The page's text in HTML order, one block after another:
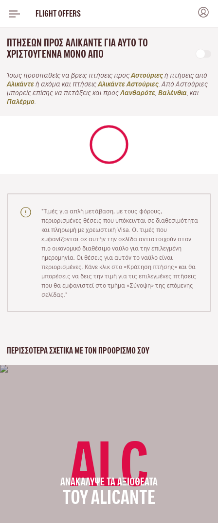
FLIGHT OFFERS
ΠΤΉΣΕΩΝ ΠΡΟΣ ΑΛΙΚΆΝΤΕ ΓΙΑ ΑΥΤΌ ΤΟ
ΧΡΙΣΤΟΎΓΕΝΝΑ ΜΌΝΟ ΑΠΌ
Ίσως προσπαθείς να βρεις πτήσεις προς Αστούριες ή πτήσεις από
Αλικάντε ή ακόμα και πτήσεις Αλικάντε Αστούριες . Από Αστούριες
μπορείς επίσης να πετάξεις και προς Λανθαρότε Βαλένθια , και
Παλέρμο
"Τιμές για απλή μετάβαση, με τους φόρους,
περιορισμένες θέσεις που υπόκεινται σε διαθεσιμότητα
και πληρωμή με χρεωστική Visa. Οι τιμές που
εμφανίζονται σε αυτήν την σελίδα αντιστοιχούν στον
πιο οικονομικό διαθέσιμο ναύλο για την επιλεγμένη
ημερομηνία. Οι θέσεις για αυτόν το ναύλο είναι
περιορισμένες. Κάνε κλικ στο «Κράτηση πτήσης» και θα
μπορέσεις να δεις την τιμή για τις επιλεγμένες πτήσεις
που θα εμφανιστεί στο τμήμα «Σύνοψη» της επόμενης
σελίδας."
ΠΕΡΙΣΣΌΤΕΡΑ ΣΧΕΤΙΚΆ ΜΕ ΤΟΝ ΠΡΟΟΡΙΣΜΌ ΣΟΥ
ALC
ΑΝΑΚΆΛΥΨΕ ΤΑ ΑΞΙΟΘΈΑΤΑ
ΤΟΥ ALICANTE